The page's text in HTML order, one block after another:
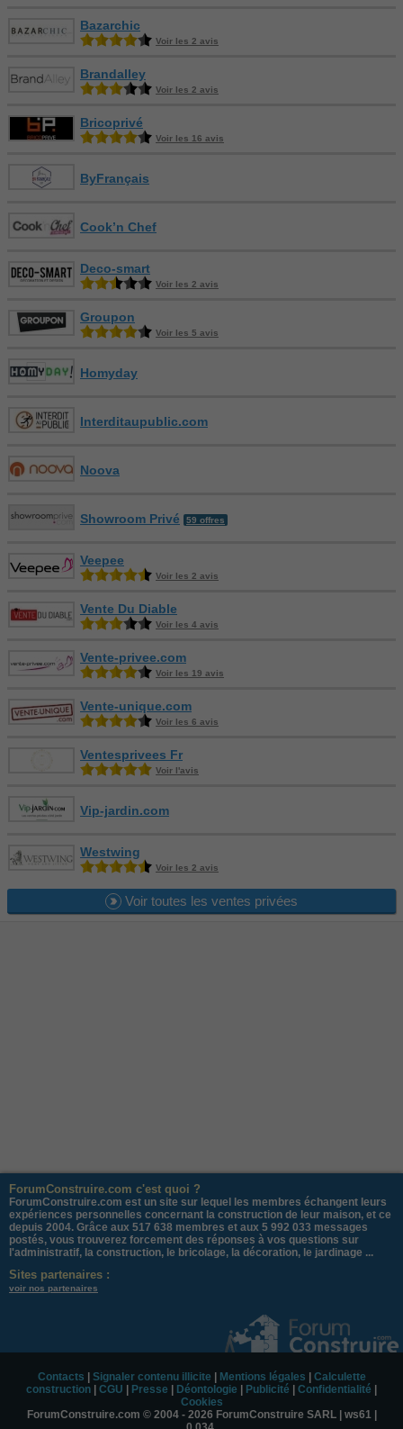
Bazarchic
Voir les 2 avis
Brandalley
Voir les 2 avis
Bricoprivé
Voir les 16 avis
ByFrançais
Cook’n Chef
Deco-smart
Voir les 2 avis
Groupon
Voir les 5 avis
Homyday
Interditaupublic.com
Noova
Showroom Privé 59 offres
Veepee
Voir les 2 avis
Vente Du Diable
Voir les 4 avis
Vente-privee.com
Voir les 19 avis
Vente-unique.com
Voir les 6 avis
Ventesprivees Fr
Voir l'avis
Vip-jardin.com
Westwing
Voir les 2 avis
Voir toutes les ventes privées
ForumConstruire.com c'est quoi ?
ForumConstruire.com est un site sur lequel les membres échangent leurs
expériences personnelles concernant la construction de leur maison, et ce
depuis 2004. Grâce aux 517 638 membres et aux 5 992 033 messages
postés, vous trouverez forcement des réponses à vos questions sur
l'administratif, la construction, le bricolage, la décoration, le jardinage ...
Sites partenaires :
voir nos partenaires
Contacts | Signaler contenu illicite | Mentions légales | Calculette
construction | CGU | Presse | Déontologie | Publicité | Confidentialité |
Cookies
ForumConstruire.com © 2004 - 2026 ForumConstruire SARL | ws61 |